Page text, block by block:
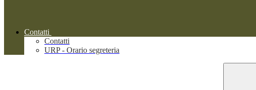
Contatti
Contatti
URP - Orario segreteria